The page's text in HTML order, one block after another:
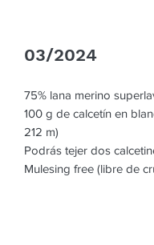
03/2024
75% lana merino
100 g de calcetín en
212 m)
Podrás tejer dos
Mulesing free (libre de